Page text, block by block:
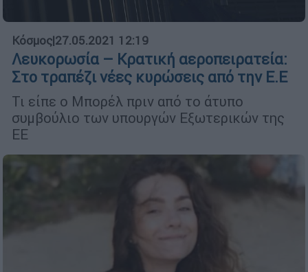
Κόσμος|27.05.2021 12:19
Λευκορωσία – Κρατική αεροπειρατεία:
Στο τραπέζι νέες κυρώσεις από την Ε.Ε
Τι είπε ο Μπορέλ πριν από το άτυπο
συμβούλιο των υπουργών Εξωτερικών της
ΕΕ